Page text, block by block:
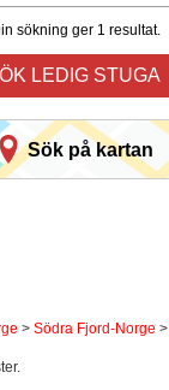
sökning ger 1 resultat.
LEDIG STUGA
Sök på kartan
> Södra Fjord-Norge >